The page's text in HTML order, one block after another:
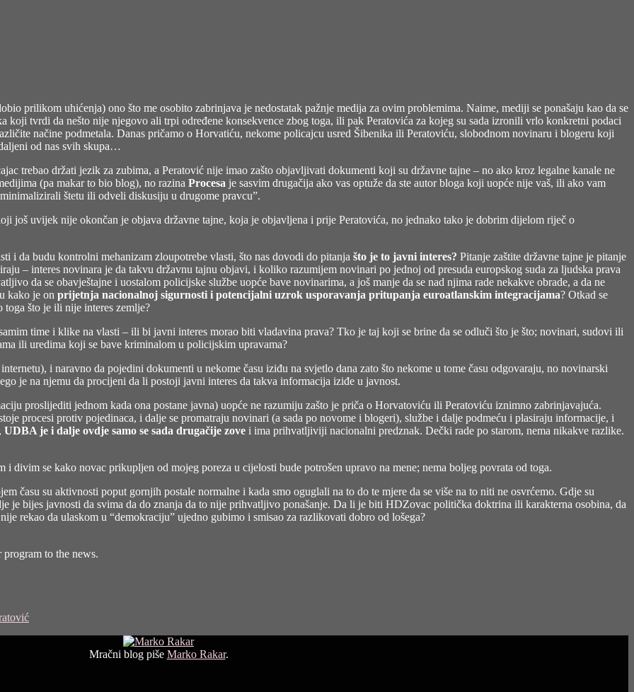
prilikom uhićenja) ono što me osobito zabrinjava je nedostatak pažnje medija za ovim problemima. Naime, mediji se ponašaju kao da se
koji tvrdi da nešto nije njegovo ali trpi određene konsekvence zbog toga, ili pak Peratovića za kojeg su sada izronili vrlo konkretni podaci
načine podmetala. Danas pričamo o Horvatiću, nekome policajcu usred Šibenika ili Peratoviću, slobodnom novinaru i blogeru koji
od nas svih skupa…
trebao držati jezik za zubima, a Peratović nije imao zašto objavljivati dokumenti koji su državne tajne – no ako kroz legalne kanale ne
(pa makar to bio blog), no razina Procesa je sasvim drugačija ako vas optuže da ste autor bloga koji uopće nije vaš, ili ako vam
štetu ili odveli diskusiju u drugome pravcu”.
još uvijek nije okončan je objava državne tajne, koja je objavljena i prije Peratovića, no jednako tako je dobrim dijelom riječ o
i da budu kontrolni mehanizam zloupotrebe vlasti, što nas dovodi do pitanja što je to javni interes? Pitanje zaštite državne tajne je pitanje
– interes novinara je da takvu državnu tajnu objavi, i koliko razumijem novinari po jednoj od presuda europskog suda za ljudska prava
da se obavještajne i uostalom policijske službe uopće bave novinarima, a još manje da se nad njima rade nekakve obrade, a da ne
kako je on prijetnja nacionalnoj sigurnosti i potencijalni uzrok usporavanja pritupanja euroatlanskim integracijama? Otkad se
što je ili nije interes zemlje?
time i klike na vlasti – ili bi javni interes morao biti vladavina prava? Tko je taj koji se brine da se odluči što je što; novinari, sudovi ili
ili uredima koji se bave kriminalom u policijskim upravama?
i naravno da pojedini dokumenti u nekome času iziđu na svjetlo dana zato što nekome u tome času odgovaraju, no novinarski
je na njemu da procijeni da li postoji javni interes da takva informacija iziđe u javnost.
proslijediti jednom kada ona postane javna) uopće ne razumiju zašto je priča o Horvatoviću ili Peratoviću iznimno zabrinjavajuća.
procesi protiv pojedinaca, i dalje se promatraju novinari (a sada po novome i blogeri), službe i dalje podmeću i plasiraju informacije, i
UDBA je i dalje ovdje samo se sada drugačije zove i ima prihvatljiviji nacionalni predznak. Dečki rade po starom, nema nikakve razlike.
divim se kako novac prikupljen od mojeg poreza u cijelosti bude potrošen upravo na mene; nema boljeg povrata od toga.
času su aktivnosti poput gornjih postale normalne i kada smo oguglali na to do te mjere da se više na to niti ne osvrćemo. Gdje su
je bijes javnosti da svima da do znanja da to nije prihvatljivo ponašanje. Da li je biti HDZovac politička doktrina ili karakterna osobina, da
rekao da ulaskom u “demokraciju” ujedno gubimo i smisao za razlikovati dobro od lošega?
to the news.
Mračni blog piše Marko Rakar.